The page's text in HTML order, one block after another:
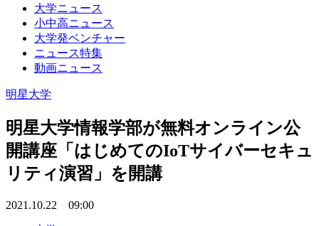
大学ニュース
小中高ニュース
大学発ベンチャー
ニュース特集
動画ニュース
明星大学
明星大学情報学部が無料オンライン公
開講座「はじめてのIoTサイバーセキュ
リティ演習」を開講
2021.10.22 09:00